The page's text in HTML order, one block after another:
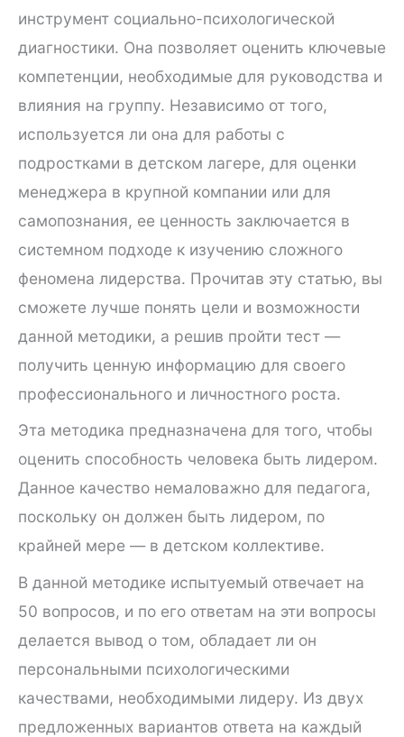
инструмент социально-психологической
диагностики. Она позволяет оценить ключевые
компетенции, необходимые для руководства и
влияния на группу. Независимо от того,
используется ли она для работы с
подростками в детском лагере, для оценки
менеджера в крупной компании или для
самопознания, ее ценность заключается в
системном подходе к изучению сложного
феномена лидерства. Прочитав эту статью, вы
сможете лучше понять цели и возможности
данной методики, а решив пройти тест —
получить ценную информацию для своего
профессионального и личностного роста.
Эта методика предназначена для того, чтобы
оценить способность человека быть лидером.
Данное качество немаловажно для педагога,
поскольку он должен быть лидером, по
крайней мере — в детском коллективе.
В данной методике испытуемый отвечает на
50 вопросов, и по его ответам на эти вопросы
делается вывод о том, обладает ли он
персональными психологическими
качествами, необходимы­ми лидеру. Из двух
предложенных вариантов ответа на каждый